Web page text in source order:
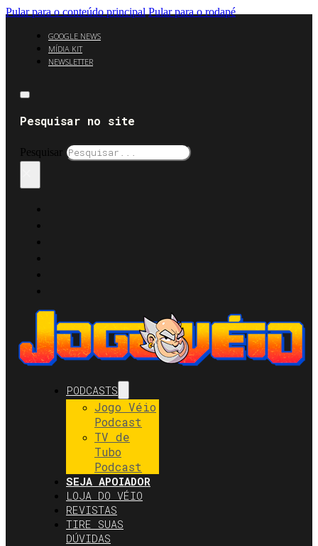
Pular para o conteúdo principal Pular para o rodapé
GOOGLE NEWS
MÍDIA KIT
NEWSLETTER
Pesquisar no site
Pesquisar
PODCASTS
Jogo Véio
Podcast
TV de
Tubo
Podcast
SEJA APOIADOR
LOJA DO VÉIO
REVISTAS
TIRE SUAS
DÚVIDAS